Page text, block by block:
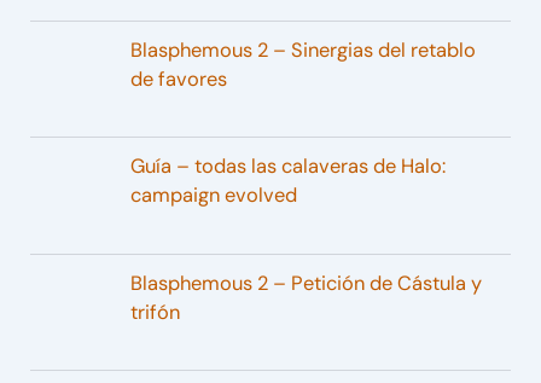
Blasphemous 2 – Sinergias del retablo
de favores
Guía – todas las calaveras de Halo:
campaign evolved
Blasphemous 2 – Petición de Cástula y
trifón